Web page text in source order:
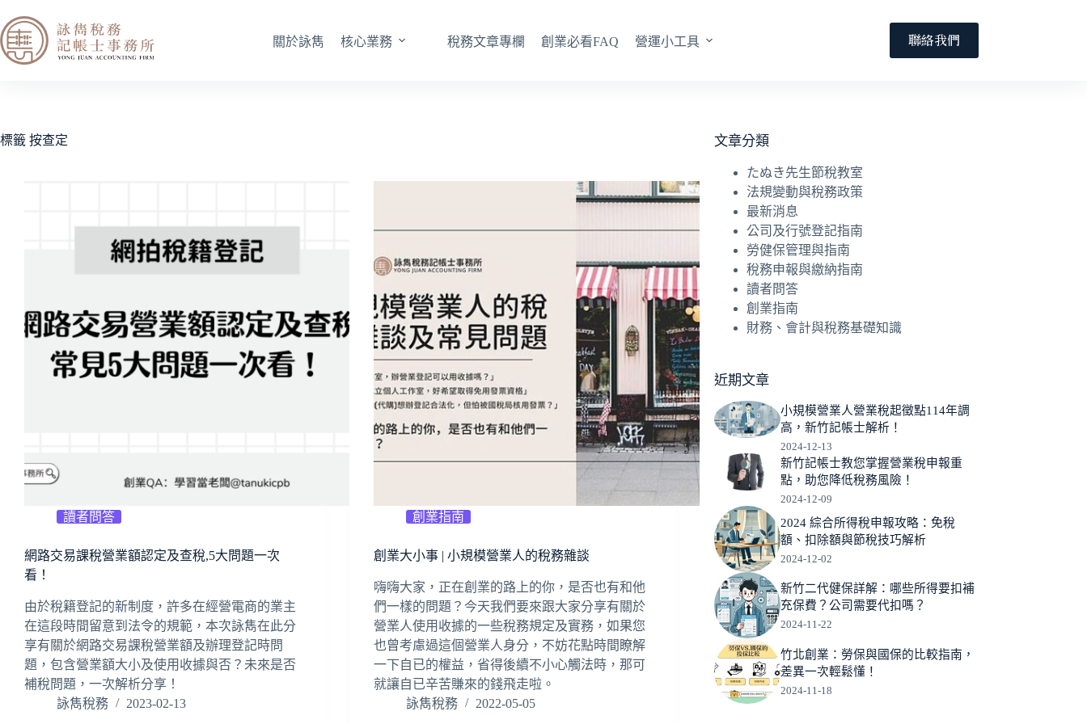
關於詠雋 核心業務 稅務文章專欄 創業必看FAQ 營運小工具 聯絡我們
標籤 按查定
讀者問答
網路交易課稅營業額認定及查稅,5大問題一次
看！
由於稅籍登記的新制度，許多在經營電商的業主
在這段時間留意到法令的規範，本次詠雋在此分
享有關於網路交易課稅營業額及辦理登記時問
題，包含營業額大小及使用收據與否？未來是否
補稅問題，一次解析分享！
詠雋稅務
2023-02-13
創業指南
創業大小事 | 小規模營業人的稅務雜談
嗨嗨大家，正在創業的路上的你，是否也有和他
們一樣的問題？今天我們要來跟大家分享有關於
營業人使用收據的一些稅務規定及實務，如果您
也曾考慮過這個營業人身分，不妨花點時間瞭解
一下自已的權益，省得後續不小心觸法時，那可
就讓自已辛苦賺來的錢飛走啦。
詠雋稅務
2022-05-05
文章分類
たぬき先生節稅教室
法規變動與稅務政策
最新消息
公司及行號登記指南
勞健保管理與指南
稅務申報與繳納指南
讀者問答
創業指南
財務、會計與稅務基礎知識
近期文章
小規模營業人營業稅起徵點114年調
高，新竹記帳士解析！
2024-12-13
新竹記帳士教您掌握營業稅申報重
點，助您降低稅務風險！
2024-12-09
2024 綜合所得稅申報攻略：免稅
額、扣除額與節稅技巧解析
2024-12-02
新竹二代健保詳解：哪些所得要扣補
充保費？公司需要代扣嗎？
2024-11-22
竹北創業：勞保與國保的比較指南，
差異一次輕鬆懂！
2024-11-18